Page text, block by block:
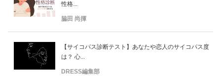
性格...
脇田 尚揮
【サイコパス診断テスト】あなたや恋人のサイコパス度
は？ 心...
DRESS編集部